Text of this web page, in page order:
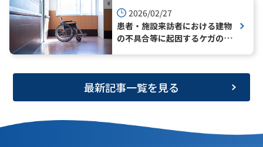
2026/02/27
患者・施設来訪者における建物
の不具合等に起因するケガのリ
最新記事一覧を見る